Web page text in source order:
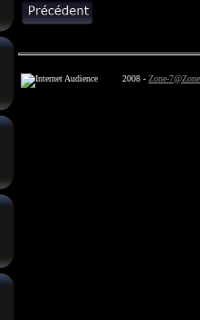
2008 - Zone-